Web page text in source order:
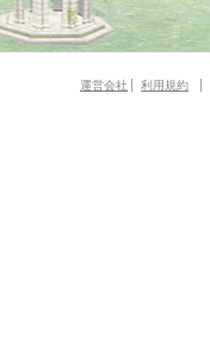
運営会社 利用規約